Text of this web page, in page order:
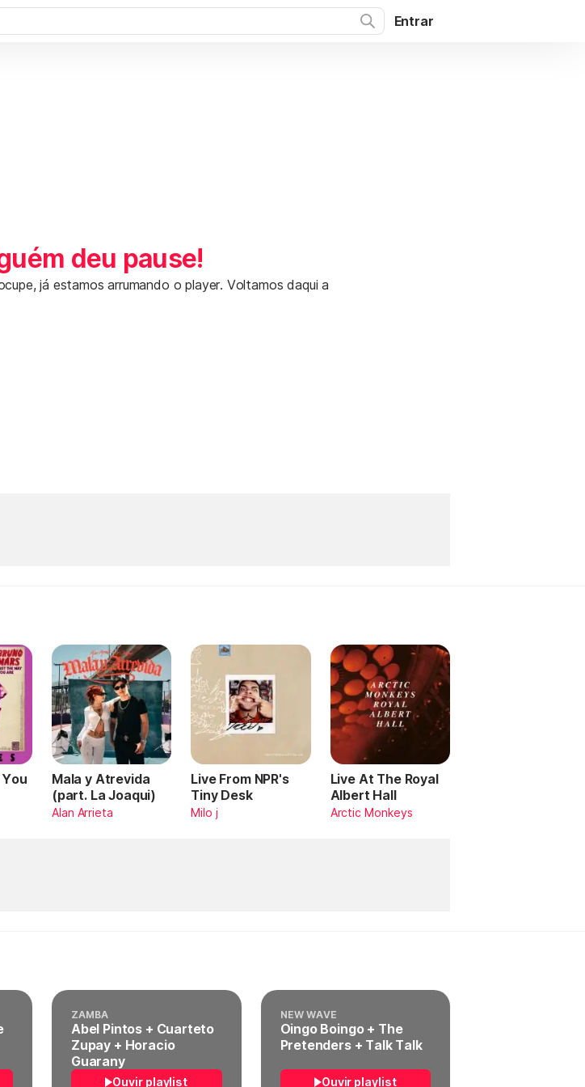
Entrar
deu pause!
já estamos arrumando o player. Voltamos daqui a
Mala y Atrevida
(part. La Joaqui)
Alan Arrieta
Live From NPR's
Tiny Desk
Milo j
Live At The Royal
Albert Hall
Arctic Monkeys
ZAMBA
Abel Pintos + Cuarteto
Zupay + Horacio
Guarany
Ouvir playlist
NEW WAVE
Oingo Boingo + The
Pretenders + Talk Talk
Ouvir playlist